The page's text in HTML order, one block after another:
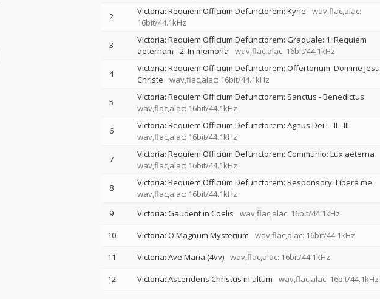
2 Victoria: Requiem Officium Defunctorem: Kyrie
wav,flac,alac:
16bit/44.1kHz
3
Victoria: Requiem Officium Defunctorem: Graduale: 1. Requiem
aeternam - 2. In memoria
wav,flac,alac: 16bit/44.1kHz
4
Victoria: Requiem Officium Defunctorem: Offertorium: Domine Jesu
Christe
wav,flac,alac: 16bit/44.1kHz
5
Victoria: Requiem Officium Defunctorem: Sanctus - Benedictus
wav,flac,alac: 16bit/44.1kHz
6
Victoria: Requiem Officium Defunctorem: Agnus Dei I - II - III
wav,flac,alac: 16bit/44.1kHz
7
Victoria: Requiem Officium Defunctorem: Communio: Lux aeterna
wav,flac,alac: 16bit/44.1kHz
8
Victoria: Requiem Officium Defunctorem: Responsory: Libera me
wav,flac,alac: 16bit/44.1kHz
9 Victoria: Gaudent in Coelis wav,flac,alac: 16bit/44.1kHz
10
Victoria: O Magnum Mysterium wav,flac,alac: 16bit/44.1kHz
11
Victoria: Ave Maria (4vv) wav,flac,alac: 16bit/44.1kHz
12
Victoria: Ascendens Christus in altum wav,flac,alac: 16bit/44.1kHz